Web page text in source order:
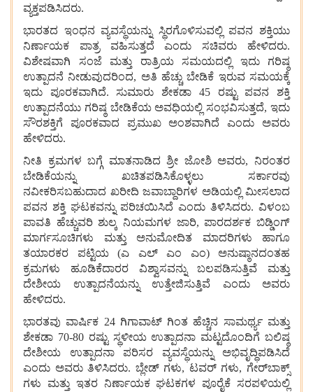
ವ್ಯಕ್ತಪಡಿಸಿದರು.
ಭಾರತದ ಇಂಧನ ವ್ಯವಸ್ಥೆಯನ್ನು ಸ್ಥಿರಗೊಳಿಸುವಲ್ಲಿ ಪವನ ಶಕ್ತಿಯು
ನಿರ್ಣಾಯಕ ಪಾತ್ರ ವಹಿಸುತ್ತದೆ ಎಂದು ಸಚಿವರು ಹೇಳಿದರು.
ವಿಶೇಷವಾಗಿ ಸಂಜೆ ಮತ್ತು ರಾತ್ರಿಯ ಸಮಯದಲ್ಲಿ ಇದು ಗರಿಷ್ಠ
ಉತ್ಪಾದನೆ ನೀಡುವುದರಿಂದ, ಅತಿ ಹೆಚ್ಚು ಬೇಡಿಕೆ ಇರುವ ಸಮಯಕ್ಕೆ
ಇದು ಪೂರಕವಾಗಿದೆ. ಸುಮಾರು ಶೇಕಡಾ 45 ರಷ್ಟು ಪವನ ಶಕ್ತಿ
ಉತ್ಪಾದನೆಯು ಗರಿಷ್ಠ ಬೇಡಿಕೆಯ ಅವಧಿಯಲ್ಲಿ ಸಂಭವಿಸುತ್ತದೆ, ಇದು
ಸೌರಶಕ್ತಿಗೆ ಪೂರಕವಾದ ಪ್ರಮುಖ ಅಂಶವಾಗಿದೆ ಎಂದು ಅವರು
ಹೇಳಿದರು.
ನೀತಿ ಕ್ರಮಗಳ ಬಗ್ಗೆ ಮಾತನಾಡಿದ ಶ್ರೀ ಜೋಶಿ ಅವರು, ನಿರಂತರ
ಬೇಡಿಕೆಯನ್ನು ಖಚಿತಪಡಿಸಿಕೊಳ್ಳಲು ಸರ್ಕಾರವು
ನವೀಕರಿಸಬಹುದಾದ ಖರೀದಿ ಜವಾಬ್ದಾರಿಗಳ ಅಡಿಯಲ್ಲಿ ಮೀಸಲಾದ
ಪವನ ಶಕ್ತಿ ಘಟಕವನ್ನು ಪರಿಚಯಿಸಿದೆ ಎಂದು ತಿಳಿಸಿದರು. ವಿಳಂಬ
ಪಾವತಿ ಹೆಚ್ಚುವರಿ ಶುಲ್ಕ ನಿಯಮಗಳ ಜಾರಿ, ಪಾರದರ್ಶಕ ಬಿಡ್ಡಿಂಗ್
ಮಾರ್ಗಸೂಚಿಗಳು ಮತ್ತು ಅನುಮೋದಿತ ಮಾದರಿಗಳು ಹಾಗೂ
ತಯಾರಕರ ಪಟ್ಟಿಯ (ಎ ಎಲ್‌ ಎಂ ಎಂ) ಅನುಷ್ಠಾನದಂತಹ
ಕ್ರಮಗಳು ಹೂಡಿಕೆದಾರರ ವಿಶ್ವಾಸವನ್ನು ಬಲಪಡಿಸುತ್ತಿವೆ ಮತ್ತು
ದೇಶೀಯ ಉತ್ಪಾದನೆಯನ್ನು ಉತ್ತೇಜಿಸುತ್ತಿವೆ ಎಂದು ಅವರು
ಹೇಳಿದರು.
ಭಾರತವು ವಾರ್ಷಿಕ 24 ಗಿಗಾವಾಟ್ ಗಿಂತ ಹೆಚ್ಚಿನ ಸಾಮರ್ಥ್ಯ ಮತ್ತು
ಶೇಕಡಾ 70-80 ರಷ್ಟು ಸ್ಥಳೀಯ ಉತ್ಪಾದನಾ ಮಟ್ಟದೊಂದಿಗೆ ಬಲಿಷ್ಠ
ದೇಶೀಯ ಉತ್ಪಾದನಾ ಪರಿಸರ ವ್ಯವಸ್ಥೆಯನ್ನು ಅಭಿವೃದ್ಧಿಪಡಿಸಿದೆ
ಎಂದು ಅವರು ತಿಳಿಸಿದರು. ಬ್ಲೇಡ್‌ ಗಳು, ಟವರ್‌ ಗಳು, ಗೇರ್‌ಬಾಕ್ಸ್‌
ಗಳು ಮತ್ತು ಇತರ ನಿರ್ಣಾಯಕ ಘಟಕಗಳ ಪೂರೈಕೆ ಸರಪಳಿಯಲ್ಲಿ